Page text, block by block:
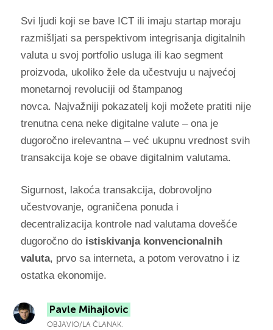
Svi ljudi koji se bave ICT ili imaju startap moraju
razmišljati sa perspektivom integrisanja digitalnih
valuta u svoj portfolio usluga ili kao segment
proizvoda, ukoliko žele da učestvuju u najvećoj
monetarnoj revoluciji od štampanog
novca. Najvažniji pokazatelj koji možete pratiti nije
trenutna cena neke digitalne valute – ona je
dugoročno irelevantna – već ukupnu vrednost svih
transakcija koje se obave digitalnim valutama.
Sigurnost, lakoća transakcija, dobrovoljno
učestvovanje, ograničena ponuda i
decentralizacija kontrole nad valutama dovešće
dugoročno doistiskivanja konvencionalnih
valuta, prvo sa interneta, a potom verovatno i iz
ostatka ekonomije.
Pavle Mihajlovic
OBJAVIO/LA ČLANAK.